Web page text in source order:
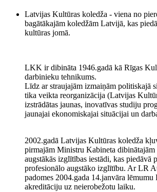
Latvijas Kultūras koledža - viena no
bagātākajām koledžām Latvijā, kas
kultūras jomā.
LKK ir dibināta 1946.gadā kā Rīgas
darbinieku tehnikums.
Līdz ar straujajām izmaiņām politiskajā
tika veikta reorganizācija (Latvijas
izstrādātas jaunas, inovatīvas studiju
jaunajai ekonomiskajai situācijai un
2002.gadā Latvijas Kultūras koledža
pirmajām Ministru Kabineta dibinātajām
augstākās izglītības iestādi, kas piedāvā
profesionālo augstāko izglītību. Ar LR
padomes 2004.gada 14.janvāra
akreditāciju uz neierobežotu laiku.